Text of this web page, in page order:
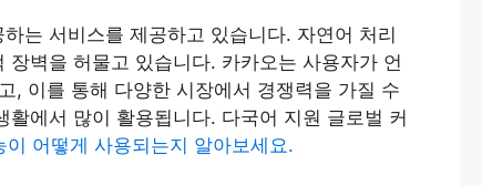
는 서비스를 제공하고 있습니다. 자연어 처리
벽을 허물고 있습니다. 카카오는 사용자가 언
, 이를 통해 다양한 시장에서 경쟁력을 가질 수
에서 많이 활용됩니다. 다국어 지원 글로벌 커
이 어떻게 사용되는지 알아보세요.